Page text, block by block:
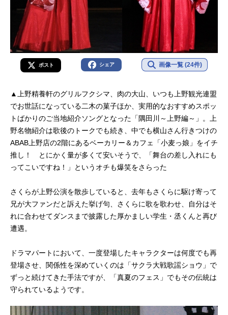
ポスト シェア 画像一覧 (24件)
▲上野精養軒のグリルフクシマ、肉の大山、いつも上野観光連盟
でお世話になっている二木の菓子ほか、実用的なおすすめスポッ
トばかりのご当地紹介ソングとなった「隅田川～上野編～」。上
野名物紹介は歌後のトークでも続き、中でも横山さん行きつけの
ABAB上野店の2階にあるベーカリー＆カフェ「小麦っ娘」をイチ
推し！ とにかく量が多くて安いそうで、「舞台の差し入れにも
ってこいですね！」というオチも爆笑をさらった
さくらが上野公演を散歩していると、去年もさくらに駆け寄って
兄が大ファンだと訴えた挙げ句、さくらに歌を歌わせ、自分はそ
れに合わせてダンスまで披露した厚かましい学生・丞くんと再び
遭遇。
ドラマパートにおいて、一度登場したキャラクターは何度でも再
登場させ、関係性を深めていくのは「サクラ大戦歌謡ショウ」で
ずっと続けてきた手法ですが、「真夏のフェス」でもその伝統は
守られているようです。